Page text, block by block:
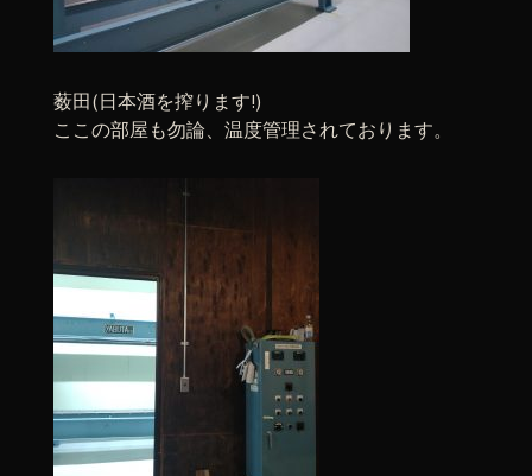
薮田(日本酒を搾ります!)
ここの部屋も勿論、温度管理されております。